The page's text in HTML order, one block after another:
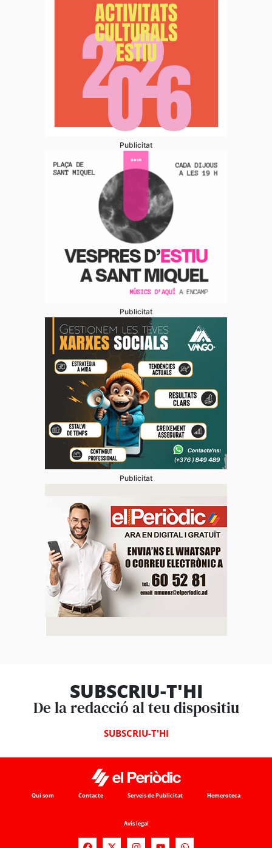
Publicitat
Publicitat
Publicitat
SUBSCRIU-T'HI
De la redacció al teu dispositiu
SUBSCRIU-T'HI
Qui som Contacte Serveis de Publicitat Hemeroteca
Avís legal